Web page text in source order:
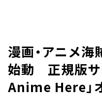
漫画・アニメ海
始動 正規版サ
Anime Here」